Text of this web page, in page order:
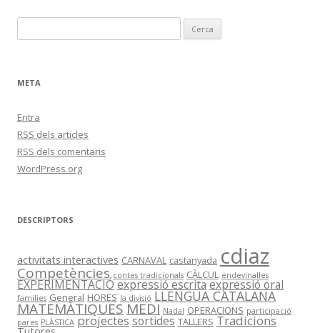
e
c
:
META
Entra
RSS dels articles
RSS dels comentaris
WordPress.org
DESCRIPTORS
activitats interactives CARNAVAL castanyada cdiaz
Competències contes tradicionals CÀLCUL endevinalles
EXPERIMENTACIÓexpressió escritaexpressió oral
families General HORES la divisió LLENGUA CATALANA
MATEMÀTIQUES MEDI Nadal OPERACIONS participació
pares PLÀSTICA projectessortides TALLERS Tradicions